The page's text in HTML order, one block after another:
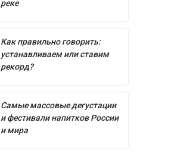
реке
Как правильно говорить:
устанавливаем или ставим
рекорд?
Самые массовые дегустации
и фестивали напитков России
и мира